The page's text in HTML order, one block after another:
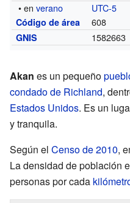
• enverano UTC-5
Código de área 608
GNIS 1582663
Akan es un pequeño
condado de Richland,
Estados Unidos. Es un
y tranquila.
Según el Censo de 2010,
La densidad de población
personas por cada